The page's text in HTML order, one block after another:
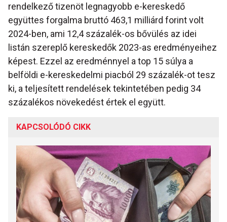
rendelkező tizenöt legnagyobb e-kereskedő
együttes forgalma bruttó 463,1 milliárd forint volt
2024-ben, ami 12,4 százalék-os bővülés az idei
listán szereplő kereskedők 2023-as eredményeihez
képest. Ezzel az eredménnyel a top 15 súlya a
belföldi e-kereskedelmi piacból 29 százalék-ot tesz
ki, a teljesített rendelések tekintetében pedig 34
százalékos növekedést értek el együtt.
KAPCSOLÓDÓ CIKK